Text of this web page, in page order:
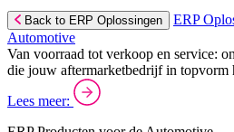
Back to ERP Oplossingen
ERP
Automotive
Van voorraad tot verkoop en service:
die jouw aftermarketbedrijf in topvorm
Lees meer: